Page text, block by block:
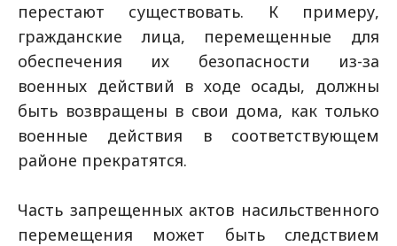
перестают существовать. К примеру,
гражданские лица, перемещенные для
обеспечения их безопасности из-за
военных действий в ходе осады, должны
быть возвращены в свои дома, как только
военные действия в соответствующем
районе прекратятся.
Часть запрещенных актов насильственного
перемещения может быть следствием